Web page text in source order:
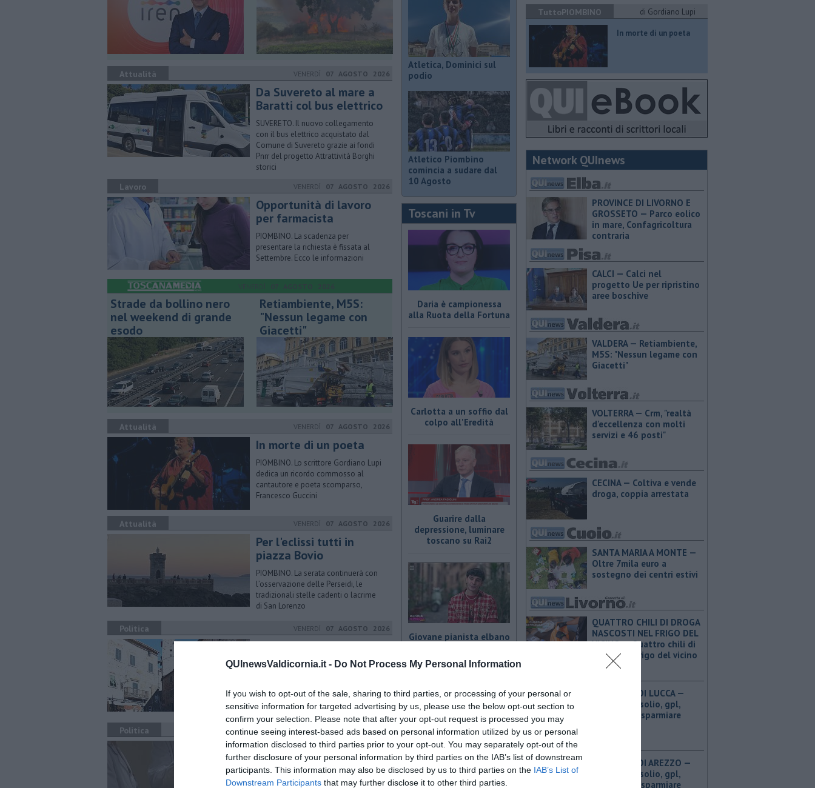
QUInewsValdicornia.it - Do Not Process My Personal Information
If you wish to opt-out of the sale, sharing to third parties, or processing of your personal or
sensitive information for targeted advertising by us, please use the below opt-out section to
confirm your selection. Please note that after your opt-out request is processed you may
continue seeing interest-based ads based on personal information utilized by us or personal
information disclosed to third parties prior to your opt-out. You may separately opt-out of the
further disclosure of your personal information by third parties on the IAB’s list of downstream
participants. This information may also be disclosed by us to third parties on the IAB’s List of
Downstream Participants that may further disclose it to other third parties.
Attualità VENERDÌ 07 AGOSTO 2026
Da Suvereto al mare a
Baratti col bus elettrico
SUVERETO. Il nuovo collegamento
con il bus elettrico acquistato dal
Comune di Suvereto grazie ai fondi
Pnrr del progetto Attrattività Borghi
storici
Lavoro VENERDÌ 07 AGOSTO 2026
Opportunità di lavoro
per farmacista
PIOMBINO. La scadenza per
presentare la richiesta è fissata al
Settembre. Ecco le informazioni
Strade da bollino nero
nel weekend di grande
esodo
Retiambiente, M5S:
"Nessun legame con
Giacetti"
Attualità VENERDÌ 07 AGOSTO 2026
In morte di un poeta
PIOMBINO. Lo scrittore Gordiano Lupi
dedica un ricordo commosso al
cantautore e poeta scomparso,
Francesco Guccini
Attualità VENERDÌ 07 AGOSTO 2026
Per l'eclissi tutti in
piazza Bovio
PIOMBINO. La serata continuerà con
l’osservazione delle Perseidi, le
tradizionali stelle cadenti o lacrime
di San Lorenzo
Politica VENERDÌ 07 AGOSTO 2026
"Apritiborgo sempre più
costoso"
(Cambiamo Futuro): "Nel frattempo
Venturina Terme continua ad essere
completamente dimenticata"
Politica VENERDÌ07 AGOSTO 2026
Medico a Riotorto, "Non
abbassiamo la guardia"
PIOMBINO. Lista Ferrari sindaco: "Da
Atletica, Dominici sul
podio
Atletico Piombino
comincia a sudare dal
10 Agosto
Toscani in Tv
Daria è campionessa
alla Ruota della Fortuna
Carlotta a un soffio dal
colpo all'Eredità
Guarire dalla
depressione, luminare
toscano su Rai2
Giovane pianista elbano
Specialista toscana
spiega la nutrizione su
Rai3
TuttoPIOMBINO di Gordiano Lupi
In morte di un poeta
Network QUInews
PROVINCE DI LIVORNO E
GROSSETO — Parco eolico
in mare, Confagricoltura
contraria
CALCI — Calci nel
progetto Ue per ripristino
aree boschive
VALDERA — Retiambiente,
M5S: "Nessun legame con
Giacetti"
VOLTERRA — Crm, "realtà
d'eccellenza con molti
servizi e 46 posti"
CECINA — Coltiva e vende
droga, coppia arrestata
SANTA MARIA A MONTE —
Oltre 7mila euro a
sostegno dei centri estivi
QUATTRO CHILI DI DROGA
NASCOSTI NEL FRIGO DEL
VICINO — Quattro chili di
droga nel frigo del vicino
PROVINCIA DI LUCCA — ​
Benzina, gasolio, gpl,
ecco dove risparmiare
PROVINCIA DI AREZZO — ​
Benzina, gasolio, gpl,
ecco dove risparmiare